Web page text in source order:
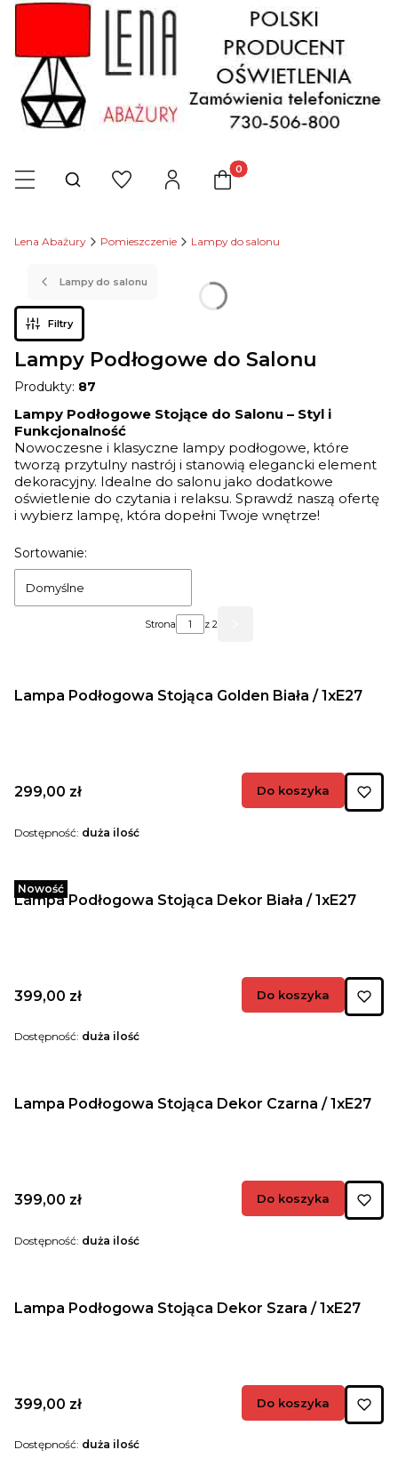
Otwórz wyszukiwarkę Produkty w koszyku: 0.
Lena Abażury Pomieszczenie Lampy do salonu
Lampy do salonu
Filtry
Lampy Podłogowe do Salonu
Produkty: 87
Lampy Podłogowe Stojące do Salonu – Styl i
Funkcjonalność
Nowoczesne i klasyczne lampy podłogowe, które
tworzą przytulny nastrój i stanowią elegancki element
dekoracyjny. Idealne do salonu jako dodatkowe
oświetlenie do czytania i relaksu. Sprawdź naszą ofertę
i wybierz lampę, która dopełni Twoje wnętrze!
Lista produktów
Sortowanie:
Domyślne
Strona z 2
Lampa Podłogowa Stojąca Golden Biała / 1xE27
Cena
299,00 zł Do koszyka
Dostępność: duża ilość
Nowość
Lampa Podłogowa Stojąca Dekor Biała / 1xE27
Cena
399,00 zł Do koszyka
Dostępność: duża ilość
Lampa Podłogowa Stojąca Dekor Czarna / 1xE27
Cena
399,00 zł Do koszyka
Dostępność: duża ilość
Lampa Podłogowa Stojąca Dekor Szara / 1xE27
Cena
399,00 zł Do koszyka
Dostępność: duża ilość